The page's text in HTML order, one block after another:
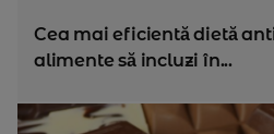
Cea mai eficientă dietă
alimente să incluzi în...